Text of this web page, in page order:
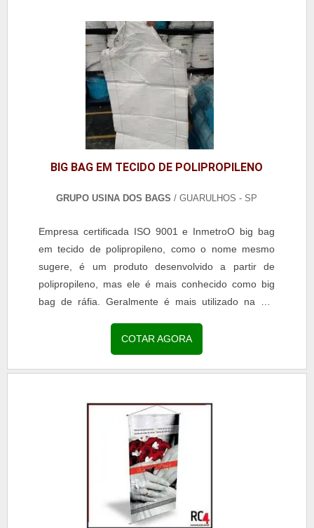
BIG BAG EM TECIDO DE POLIPROPILENO
GRUPO USINA DOS BAGS / GUARULHOS - SP
Empresa certificada ISO 9001 e InmetroO big bag
em tecido de polipropileno, como o nome mesmo
sugere, é um produto desenvolvido a partir de
polipropileno, mas ele é mais conhecido como big
bag de ráfia. Geralmente é mais utilizado na cor
COTAR AGORA